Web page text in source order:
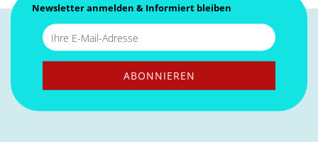
Newsletter anmelden & Informiert bleiben